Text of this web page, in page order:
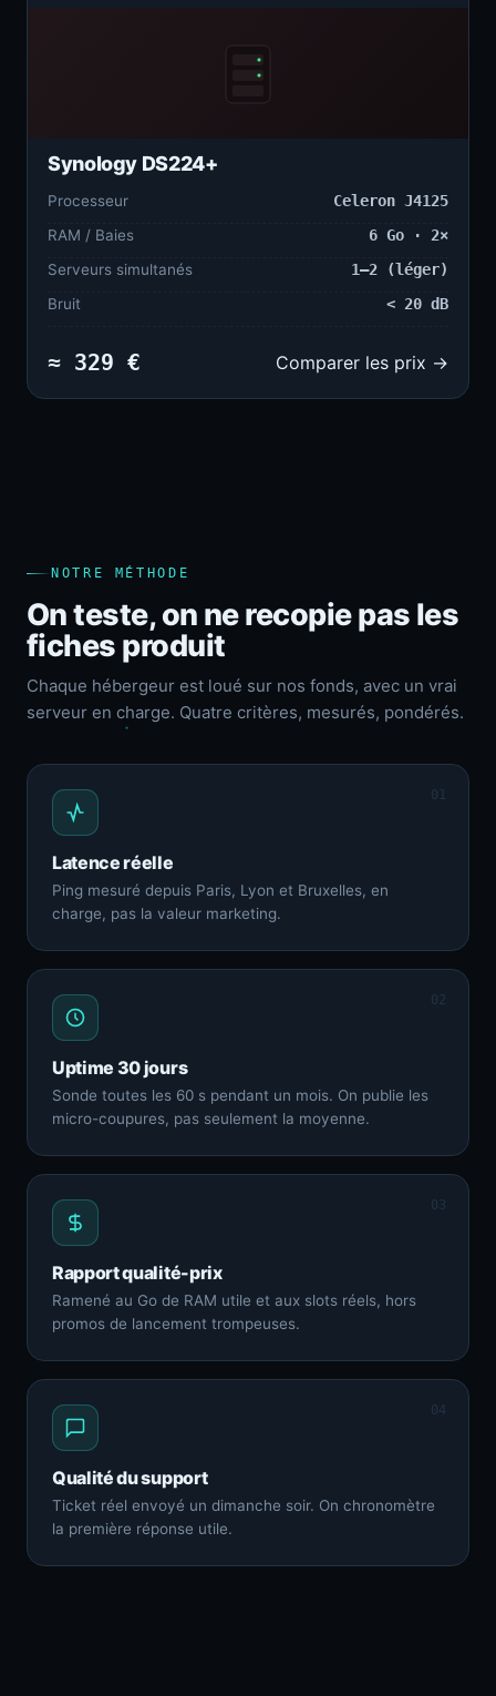
Synology DS224+
Processeur
Celeron J4125
RAM / Baies
6 Go · 2×
Serveurs simultanés
1–2 (léger)
Bruit
< 20 dB
≈ 329 € Comparer les prix →
NOTRE MÉTHODE
On teste, on ne recopie pas les
fiches produit
Chaque hébergeur est loué sur nos fonds, avec un vrai
serveur en charge. Quatre critères, mesurés, pondérés.
01
Latence réelle
Ping mesuré depuis Paris, Lyon et Bruxelles, en
charge, pas la valeur marketing.
02
Uptime 30 jours
Sonde toutes les 60 s pendant un mois. On publie les
micro-coupures, pas seulement la moyenne.
03
Rapport qualité-prix
Ramené au Go de RAM utile et aux slots réels, hors
promos de lancement trompeuses.
04
Qualité du support
Ticket réel envoyé un dimanche soir. On chronomètre
la première réponse utile.